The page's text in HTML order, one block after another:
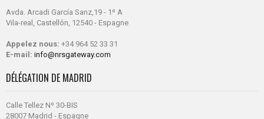
Avda. Arcadi García Sanz,19 - 1º A
Vila-real, Castellón, 12540 - Espagne
Appelez nous: +34 964 52 33 31
E-mail: info@nrsgateway.com
DÉLÉGATION DE MADRID
Calle Tellez Nº 30-BIS
28007 Madrid - Espagne